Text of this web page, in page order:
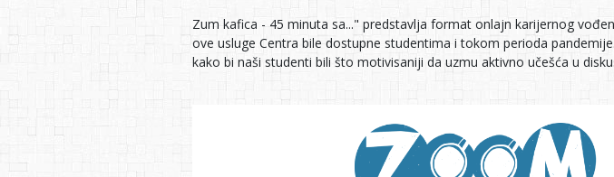
Zum kafica - 45 minuta sa..." predstavlja format onlajn karijernog
ove usluge Centra bile dostupne studentima i tokom perioda
kako bi naši studenti bili što motivisaniji da uzmu aktivno učešća u